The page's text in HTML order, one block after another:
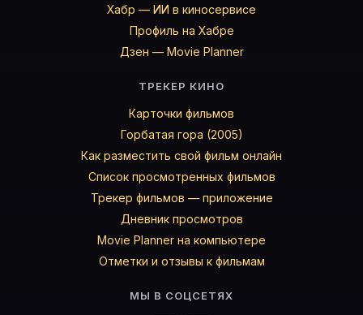
Хабр — ИИ в киносервисе
Профиль на Хабре
Дзен — Movie Planner
ТРЕКЕР КИНО
Карточки фильмов
Горбатая гора (2005)
Как разместить свой фильм онлайн
Список просмотренных фильмов
Трекер фильмов — приложение
Дневник просмотров
Movie Planner на компьютере
Отметки и отзывы к фильмам
МЫ В СОЦСЕТЯХ